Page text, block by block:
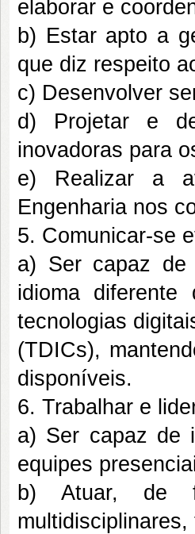
elaborar e
b) Estar apto a
que diz respeito
c) Desenvolver
d) Projetar e
inovadoras para
e) Realizar a
Engenharia nos
5. Comunicar-se
a) Ser capaz de
idioma
tecnologias
(TDICs),
disponíveis.
6. Trabalhar e
a) Ser capaz de
equipes
b) Atuar, de